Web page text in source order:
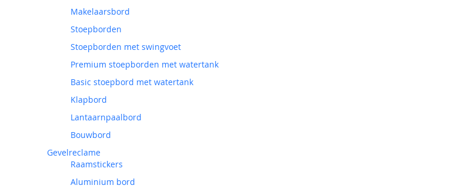
Makelaarsbord
Stoepborden
Stoepborden met swingvoet
Premium stoepborden met watertank
Basic stoepbord met watertank
Klapbord
Lantaarnpaalbord
Bouwbord
Gevelreclame
Raamstickers
Aluminium bord